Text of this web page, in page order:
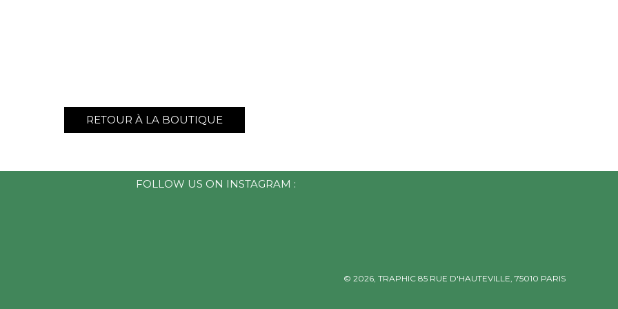
RETOUR À LA BOUTIQUE
© 2026, TRAPHIC85 RUE D'HAUTEVILLE, 75010 PARIS